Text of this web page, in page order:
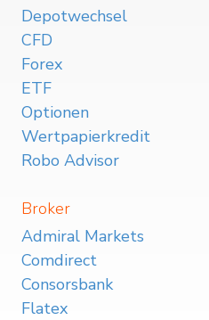
Depotwechsel
CFD
Forex
ETF
Optionen
Wertpapierkredit
Robo Advisor
Broker
Admiral Markets
Comdirect
Consorsbank
Flatex